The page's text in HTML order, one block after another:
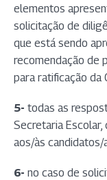
elementos
solicitação de
que está sendo
recomendação de
para ratificação da
5- todas as
Secretaria
aos/às candidatos/
6- no caso de